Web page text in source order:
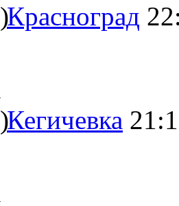
Красноград
Кегичевка